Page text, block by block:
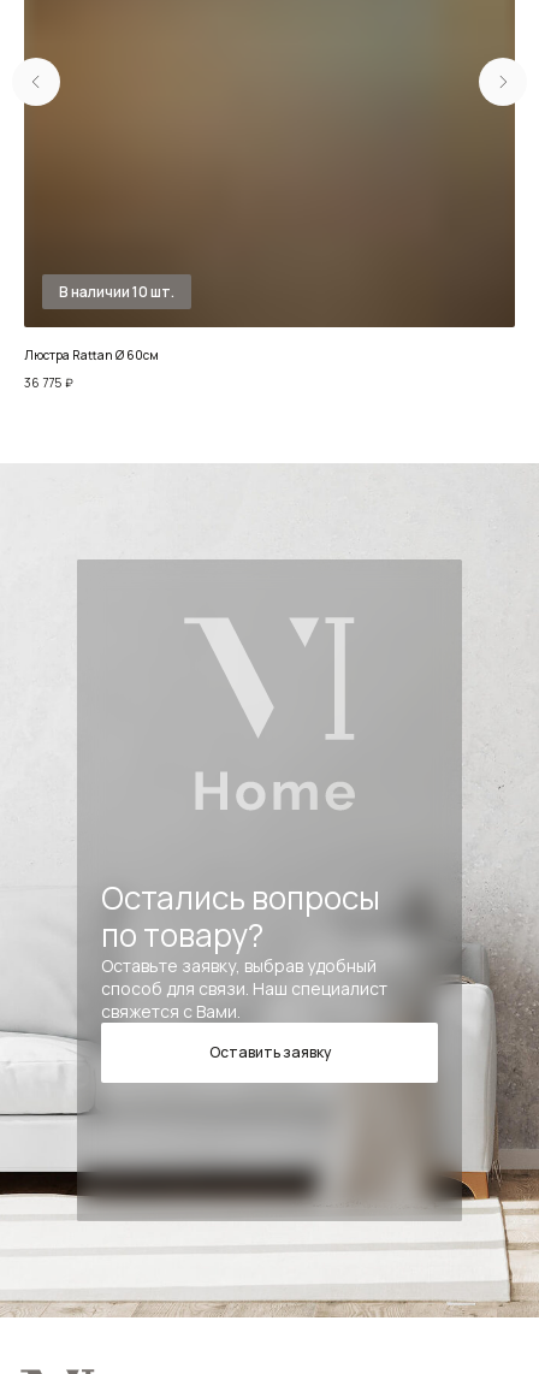
Люстра Rattan Ø 60см
36 775 ₽
Остались вопросы
по товару?
Оставьте заявку, выбрав удобный
способ для связи. Наш специалист
свяжется с Вами.
Оставить заявку